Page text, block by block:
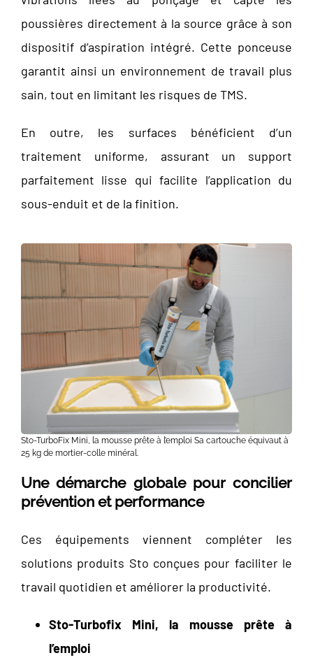
poussières directement à la source grâce à son
dispositif d’aspiration intégré. Cette ponceuse
garantit ainsi un environnement de travail plus
sain, tout en limitant les risques de TMS.
En outre, les surfaces bénéficient d’un
traitement uniforme, assurant un support
parfaitement lisse qui facilite l’application du
sous-enduit et de la finition.
Sto-TurboFix Mini, la mousse prête à l’emploi Sa cartouche équivaut à
25 kg de mortier-colle minéral.
Une démarche globale pour concilier
prévention et performance
Ces équipements viennent compléter les
solutions produits Sto conçues pour faciliter le
travail quotidien et améliorer la productivité.
Sto-Turbofix Mini, la mousse prête à
l’emploi